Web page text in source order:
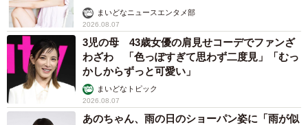
まいどなニュースエンタメ部
2026.08.07
3児の母 43歳女優の肩見せコーデでファンざ
わざわ 「色っぽすぎて思わず二度見」「むっ
かしからずっと可愛い」
まいどなトピック
2026.08.07
あのちゃん、雨の日のショーパン姿に「雨が似